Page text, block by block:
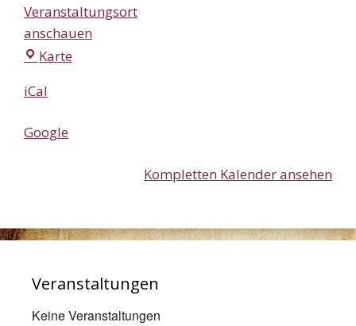
Veranstaltungsort
anschauen
Karte
iCal
Google
Kompletten Kalender ansehen
Veranstaltungen
Keine Veranstaltungen